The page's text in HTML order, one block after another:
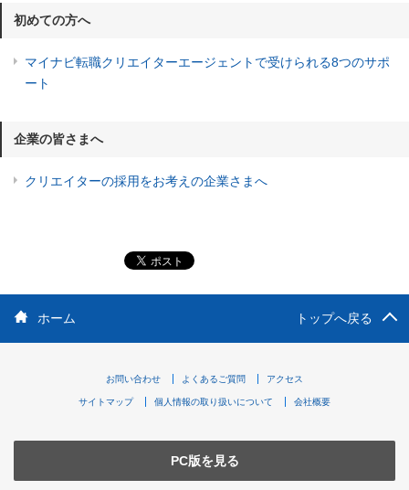
初めての方へ
マイナビ転職クリエイターエージェントで受けられる8つのサポ
ート
企業の皆さまへ
クリエイターの採用をお考えの企業さまへ
ホーム トップへ戻る
お問い合わせ よくあるご質問 アクセス
サイトマップ 個人情報の取り扱いについて 会社概要
PC版を見る